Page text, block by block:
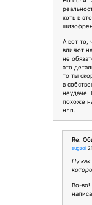
хоть в
А вот то,
влияют
не
это
то ты
в
неудаче.
похоже
нлп.
Re:
eugzol
Ну
Во-во!